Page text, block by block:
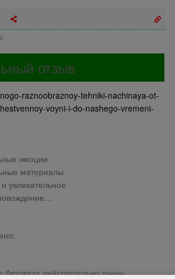
отзыв
raznoobraznoy-tehniki-nachinaya-ot-
voyni-i-do-nashego-vremeni-
эмоции
материалы
увлекательное
действительно очень